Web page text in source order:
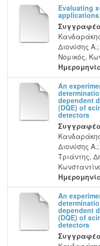
Evaluating
Διονύσης Α.;
Νομικός,
An
dependent
(DQE) of
detectors
Διονύσης Α.;
Τριάντης,
An
dependent
(DQE) of
detectors